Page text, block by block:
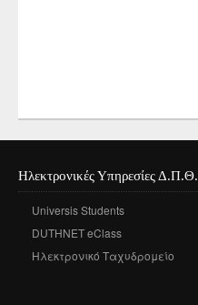
Ηλεκτρονικές Υπηρεσίες Δ.Π.Θ.
Universis Students
DUTHNET eClass
Ηλεκτρονικό Ταχυδρομείο